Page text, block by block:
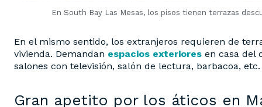
En South Bay Las Mesas, los pisos tienen terrazas
En el mismo sentido, los extranjeros requieren de
vivienda. Demandan espacios exteriores en casa del
salones con televisión, salón de lectura, barbacoa, etc.
Gran apetito por los áticos en